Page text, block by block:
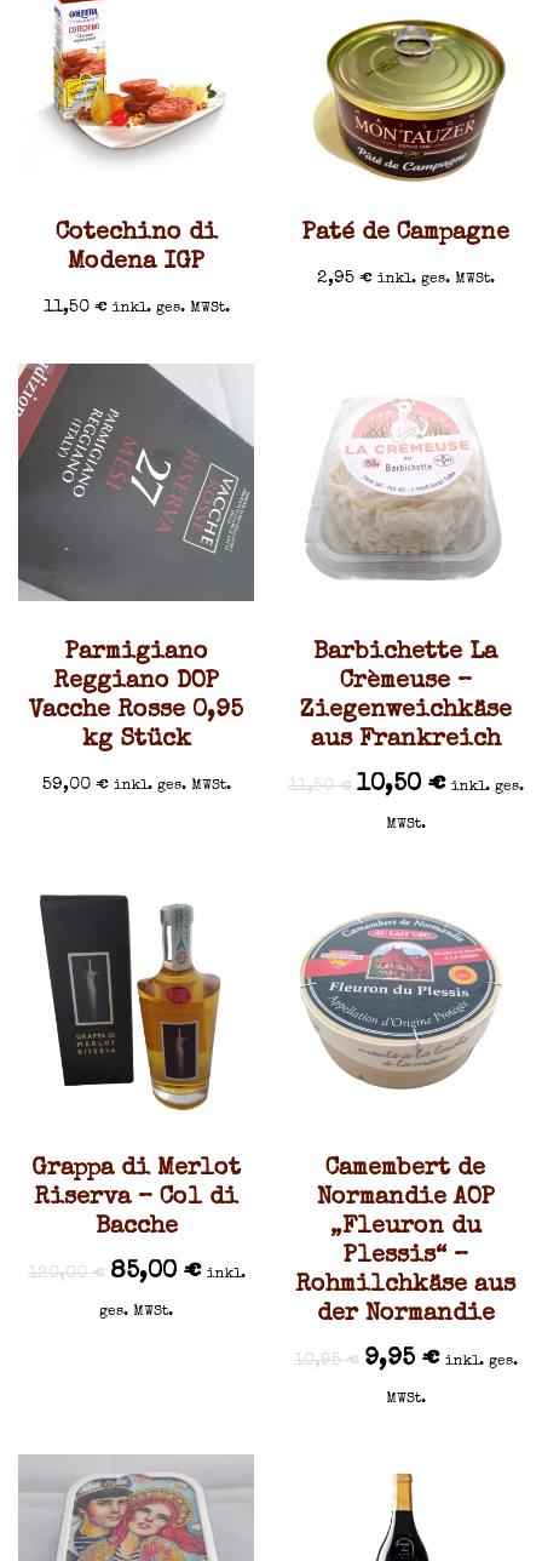
Cotechino di
Modena IGP
11,50 € inkl. ges. MWSt.
Paté de Campagne
2,95 € inkl. ges. MWSt.
Parmigiano
Reggiano DOP
Vacche Rosse 0,95
kg Stück
59,00 € inkl. ges. MWSt.
Barbichette La
Crèmeuse –
Ziegenweichkäse
aus Frankreich
11,50€ 10,50 € inkl. ges.
MWSt.
Grappa di Merlot
Riserva – Col di
Bacche
120,00€ 85,00 € inkl.
ges. MWSt.
Camembert de
Normandie AOP
„Fleuron du
Plessis“ –
Rohmilchkäse aus
der Normandie
10,95€ 9,95 € inkl. ges.
MWSt.